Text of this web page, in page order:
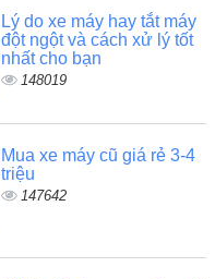
Lý do xe máy hay tắt máy
đột ngột và cách xử lý tốt
nhất cho bạn
148019
Mua xe máy cũ giá rẻ 3-4
triệu
147642